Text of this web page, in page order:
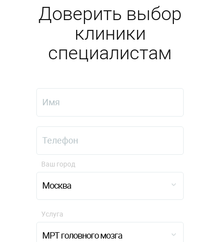
Доверить выбор
клиники
специалистам
Москва
Ваш город
МРТ головного мозга
Услуга